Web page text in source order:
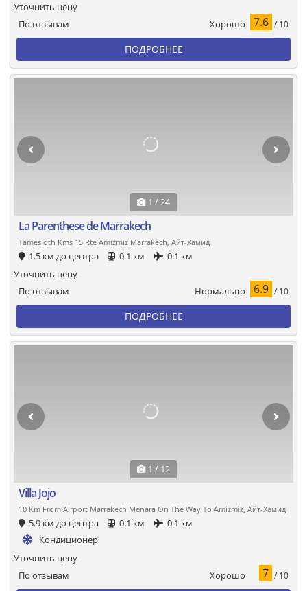
По отзывам Хорошо 7.6 / 10
Уточнить цену
ПОДРОБНЕЕ
1 / 24
La Parenthese de Marrakech
Tamesloth Kms 15 Rte Amizmiz Marrakech, Айт-Хамид
1.5 км до центра 0.1 км 0.1 км
По отзывам Нормально 6.9 / 10
Уточнить цену
ПОДРОБНЕЕ
1 / 12
Villa Jojo
10 Km From Airport Marrakech Menara On The Way To Amizmiz, Айт-Хамид
5.9 км до центра 0.1 км
0.1 км
Кондиционер
По отзывам Хорошо 7 / 10
Уточнить цену